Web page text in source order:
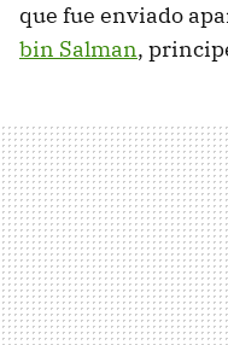
que fue enviado
bin Salman,